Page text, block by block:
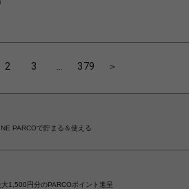
2 3 379 ＞
PARCOで貯まる＆使える
1,500円分のPARCOポイント進呈